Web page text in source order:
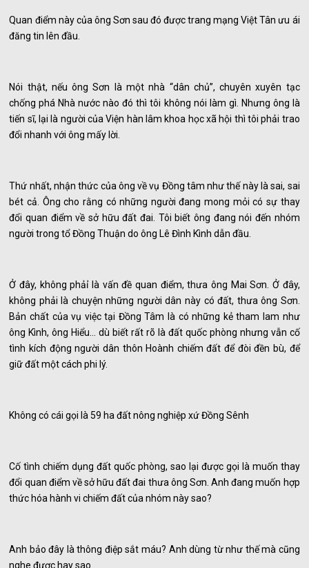
Quan điểm này của ông Sơn sau đó được trang mạng Việt Tân ưu ái
đăng tin lên đầu.
Nói thật, nếu ông Sơn là một nhà “dân chủ”, chuyên xuyên tạc
chống phá Nhà nước nào đó thì tôi không nói làm gì. Nhưng ông là
tiến sĩ, lại là người của Viện hàn lâm khoa học xã hội thì tôi phải trao
đổi nhanh với ông mấy lời.
Thứ nhất, nhận thức của ông về vụ Đồng tâm như thế này là sai, sai
bét cả. Ông cho rằng có những người đang mong mỏi có sự thay
đổi quan điểm về sở hữu đất đai. Tôi biết ông đang nói đến nhóm
người trong tổ Đồng Thuận do ông Lê Đình Kình dẫn đầu.
Ở đây, không phảỉ là vấn đề quan điểm, thưa ông Mai Sơn. Ở đây,
không phải là chuyện những người dân này có đất, thưa ông Sơn.
Bản chất của vụ việc tại Đồng Tâm là có những kẻ tham lam như
ông Kình, ông Hiểu… dù biết rất rõ là đất quốc phòng nhưng vẫn cố
tình kích động người dân thôn Hoành chiếm đất để đòi đền bù, để
giữ đất một cách phi lý.
Không có cái gọi là 59 ha đất nông nghiệp xứ Đồng Sênh
Cố tình chiếm dụng đất quốc phòng, sao lại được gọi là muốn thay
đổi quan điểm về sở hữu đất đai thưa ông Sơn. Anh đang muốn hợp
thức hóa hành vi chiếm đất của nhóm này sao?
Anh bảo đây là thông điệp sắt máu? Anh dùng từ như thế mà cũng
nghe được hay sao.